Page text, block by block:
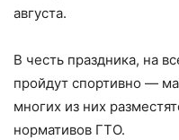
августа.
В честь праздника, на
пройдут спортивно —
многих из них
нормативов ГТО.